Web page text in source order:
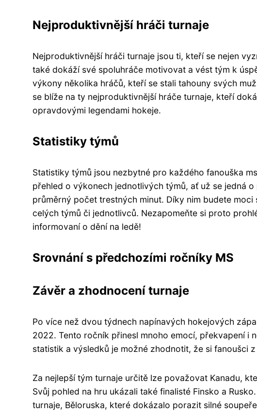
Nejproduktivnější hráči turnaje
Nejproduktivnější hráči turnaje jsou ti, kteří se nejen
také dokáží své spoluhráče motivovat a vést tým k
výkony několika hráčů, kteří se stali tahouny svých
se blíže na ty nejproduktivnější hráče turnaje, kteří
opravdovými legendami hokeje.
Statistiky týmů
Statistiky týmů jsou nezbytné pro každého fanouška
přehled o výkonech jednotlivých týmů, ať už se jedná
průměrný počet trestných minut. Díky nim budete
celých týmů či jednotlivců. Nezapomeňte si proto
informovaní o dění na ledě!
Srovnání s předchozími ročníky MS
Závěr a zhodnocení turnaje
Po více než dvou týdnech napínavých hokejových
2022. Tento ročník přinesl mnoho emocí, překvapení i
statistik a výsledků je možné zhodnotit, že si fanoušci
Za nejlepší tým turnaje určitě lze považovat Kanadu,
Svůj pohled na hru ukázali také finalisté Finsko a
turnaje, Běloruska, které dokázalo porazit silné